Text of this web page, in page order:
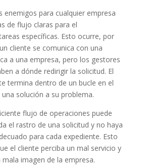
enemigos para cualquier empresa
de flujo claras para el
específicas. Esto ocurre, por
cliente se comunica con una
a una empresa, pero los gestores
a dónde redirigir la solicitud. El
termina dentro de un bucle en el
solución a su problema.
flujo de operaciones puede
el rastro de una solicitud y no haya
para cada expediente. Esto
el cliente perciba un mal servicio y
imagen de la empresa.